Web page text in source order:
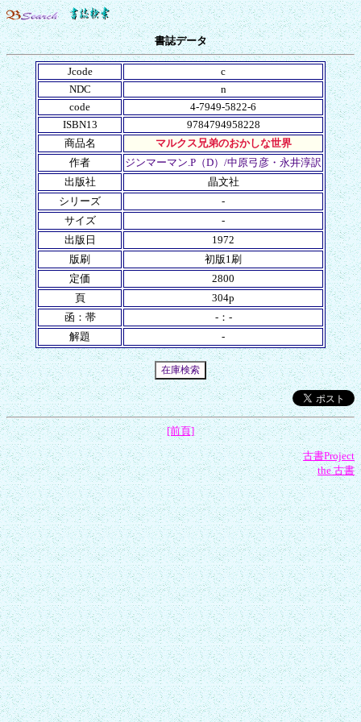
書誌データ
Jcode
c
NDC
n
code
4-7949-5822-6
ISBN13
9784794958228
商品名
マルクス兄弟のおかしな世界
作者
ジンマーマン.P（D）/中原弓彦・永井淳訳
出版社
晶文社
シリーズ
-
サイズ
-
出版日
1972
版刷
初版1刷
定価
2800
頁
304p
函：帯
-：-
解題
-
[前頁]
古書Project
the 古書